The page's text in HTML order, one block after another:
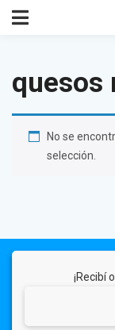
quesos
No se
selección.
¡Recibí